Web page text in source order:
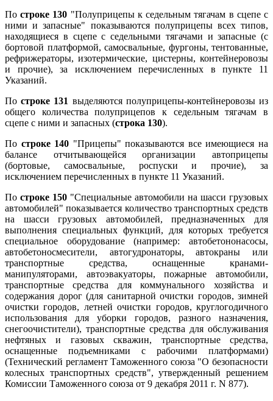
Построке 130 "Полуприцепы к седельным тягачам в сцепе с
ними и запасные" показываются полуприцепы всех типов,
находящиеся в сцепе с седельными тягачами и запасные (с
бортовой платформой, самосвальные, фургоны, тентованные,
рефрижераторы, изотермические, цистерны, контейнеровозы
и прочие), за исключением перечисленных в пункте 11
Указаний.
Построке 131 выделяются полуприцепы-контейнеровозы из
общего количества полуприцепов к седельным тягачам в
сцепе с ними и запасных (строка 130).
По строке 140 "Прицепы" показываются все имеющиеся на
балансе отчитывающейся организации автоприцепы
(бортовые, самосвальные, роспуски и прочие), за
исключением перечисленных в пункте 11 Указаний.
По строке 150 "Специальные автомобили на шасси грузовых
автомобилей" показывается количество транспортных средств
на шасси грузовых автомобилей, предназначенных для
выполнения специальных функций, для которых требуется
специальное оборудование (например: автобетононасосы,
автобетоносмесители, автогудронаторы, автокраны или
транспортные средства, оснащенные кранами-
манипуляторами, автоэвакуаторы, пожарные автомобили,
транспортные средства для коммунального хозяйства и
содержания дорог (для санитарной очистки городов, зимней
очистки городов, летней очистки городов, круглогодичного
использования для уборки городов, разного назначения,
снегоочистители), транспортные средства для обслуживания
нефтяных и газовых скважин, транспортные средства,
оснащенные подъемниками с рабочими платформами)
(Технический регламент Таможенного союза "О безопасности
колесных транспортных средств", утвержденный решением
Комиссии Таможенного союза от 9 декабря 2011 г. N 877).